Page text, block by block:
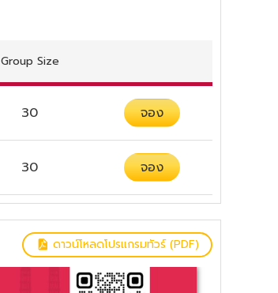
Group Size
30 จอง
30 จอง
ดาวน์โหลดโปรแกรมทัวร์ (PDF)